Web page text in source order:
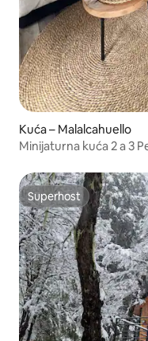
Kuća – Malalcahuello
Minijaturna kuća 2 a 3
Superhost
Superhost